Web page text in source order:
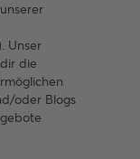
Unser
die
oder Blogs